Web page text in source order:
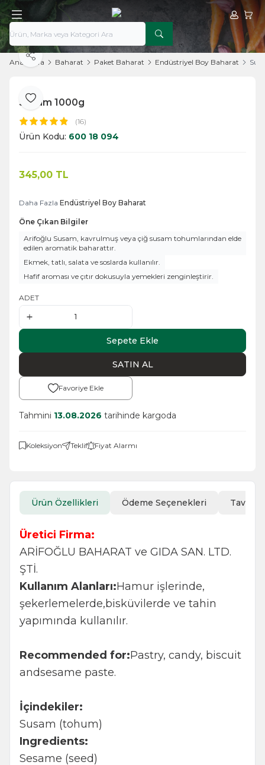
Hesabım
Ana Sayfa Baharat Paket Baharat Endüstriyel Boy Baharat
Favoriye Ekle
Paylaş
Susam 1000g
(16)
Ürün Kodu: 600 18 094
345,00 TL
Daha Fazla Endüstriyel Boy Baharat
Öne Çıkan Bilgiler
Arifoğlu Susam, kavrulmuş veya çiğ susam tohumlarından elde
edilen aromatik baharattır.
Ekmek, tatlı, salata ve soslarda kullanılır.
Hafif aroması ve çıtır dokusuyla yemekleri zenginleştirir.
ADET
Sepete Ekle
SATIN AL
Favoriye Ekle
Tahmini 13.08.2026 tarihinde kargoda
Koleksiyon Teklif Fiyat Alarmı
Ürün Özellikleri Ödeme Seçenekleri Tavsiye
Üretici Firma:
ARİFOĞLU BAHARAT ve GIDA SAN. LTD.
ŞTİ.
Kullanım Alanları:Hamur işlerinde,
şekerlemelerde,bisküvilerde ve tahin
yapımında kullanılır.
Recommended for:Pastry, candy, biscuit
andsesame paste.
İçindekiler:
Susam (tohum)
Ingredients:
Sesame (seed)